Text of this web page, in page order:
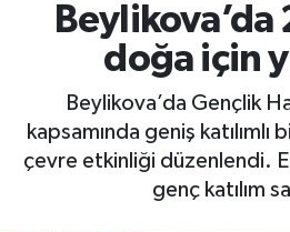
doğa için
Beylikova’da Gençlik
kapsamında geniş
çevre etkinliği düzenlendi.
genç katılım
Spor
Eğitim
Ekonomi
TFF 3.Lig 4.Grup Puan
Tüm Manşetler
Son Dakika Haberleri